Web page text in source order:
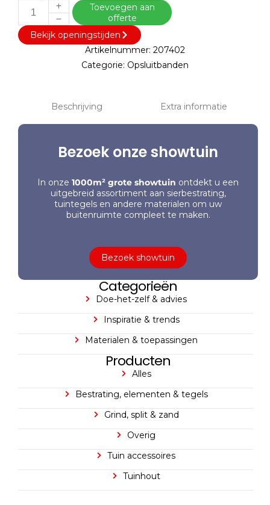
Toevoegen aan
offerte
Bekijk openingstijden
Artikelnummer: 207402
Categorie: Opsluitbanden
Beschrijving Extra informatie
Bezoek onze showtuin
In onze 1000m² grote showtuin ontdekt u een
uitgebreid assortiment aan sierbestrating,
tuintegels en andere materialen om uw
buitenruimte compleet te maken.
Bezoek showtuin
Categorieën
Doe-het-zelf & advies
Inspiratie & trends
Materialen & toepassingen
Producten
Alles
Bestrating, elementen & tegels
Grind, split & zand
Overig
Tuin accessoires
Tuinhout